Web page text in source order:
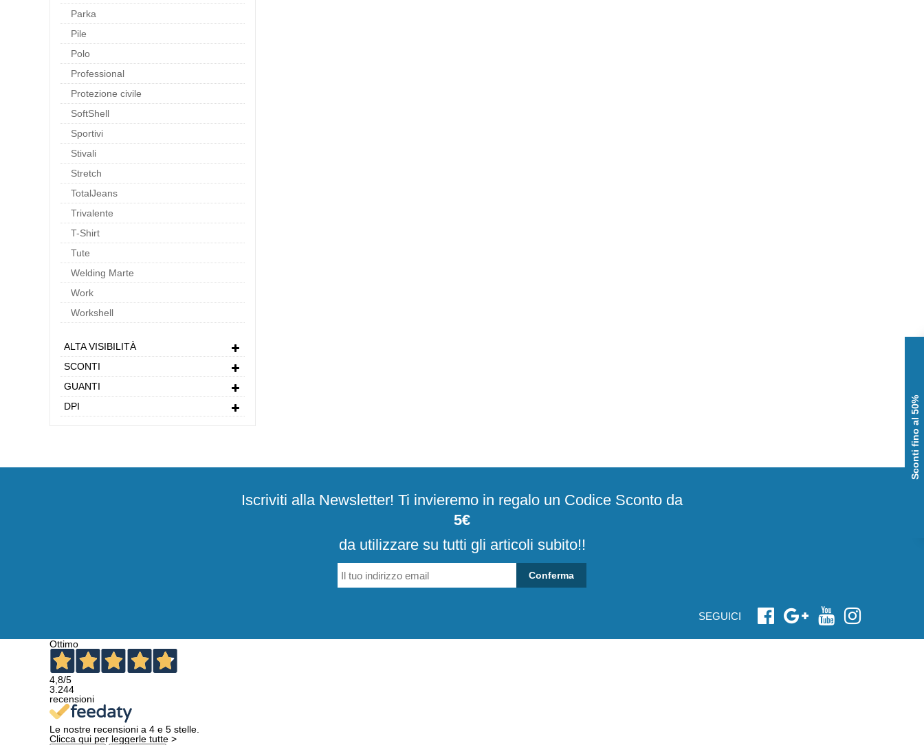
Parka
Pile
Polo
Professional
Protezione civile
SoftShell
Sportivi
Stivali
Stretch
TotalJeans
Trivalente
T-Shirt
Tute
Welding Marte
Work
Workshell
ALTA VISIBILITÀ
SCONTI
GUANTI
DPI
Iscriviti alla Newsletter! Ti invieremo in regalo un Codice Sconto da
5€
da utilizzare su tutti gli articoli subito!!
Conferma
SEGUICI
Ottimo
4,8/5
3.244
recensioni
Le nostre recensioni a 4 e 5 stelle.
Clicca qui per leggerle tutte >
Sconti fino al 50%